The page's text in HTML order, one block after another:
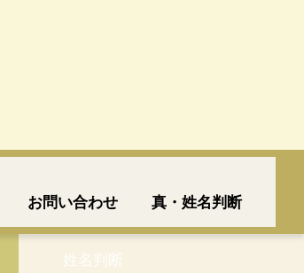
お問い合わせ 真・姓名判断
姓名判断